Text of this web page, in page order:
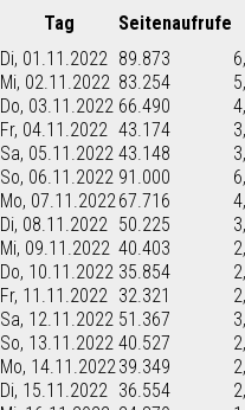
Tag Seitenaufrufe
Di, 01.11.2022 89.873
Mi, 02.11.2022 83.254
Do, 03.11.2022 66.490
Fr, 04.11.2022 43.174
Sa, 05.11.2022 43.148
So, 06.11.2022 91.000
Mo, 07.11.202267.716
Di, 08.11.2022 50.225
Mi, 09.11.2022 40.403
Do, 10.11.2022 35.854
Fr, 11.11.2022 32.321
Sa, 12.11.2022 51.367
So, 13.11.2022 40.527
Mo, 14.11.202239.349
Di, 15.11.2022 36.554